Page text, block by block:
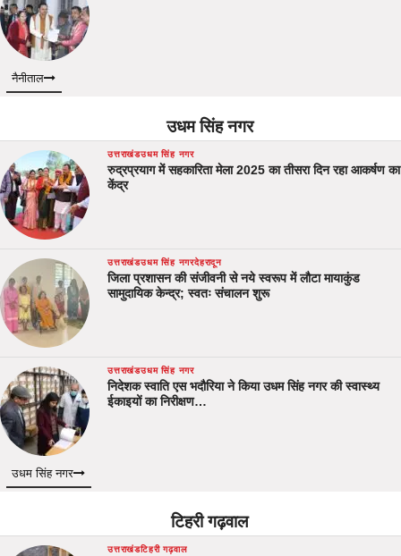
नैनीताल
उधम सिंह नगर
उत्तराखंडउधम सिंह नगर
रुद्रप्रयाग में सहकारिता मेला 2025 का तीसरा दिन रहा आकर्षण का
केंद्र
उत्तराखंडउधम सिंह नगरदेहरादून
जिला प्रशासन की संजीवनी से नये स्वरूप में लौटा मायाकुंड
सामुदायिक केन्द्र; स्वतः संचालन शुरू
उत्तराखंडउधम सिंह नगर
निदेशक स्वाति एस भदौरिया ने किया उधम सिंह नगर की स्वास्थ्य
ईकाइयों का निरीक्षण…
उधम सिंह नगर
टिहरी गढ़वाल
उत्तराखंडटिहरी गढ़वाल